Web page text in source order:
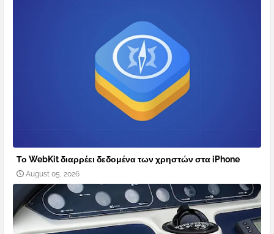
Το WebKit διαρρέει δεδομένα των χρηστών στα iPhone
August 05, 2026